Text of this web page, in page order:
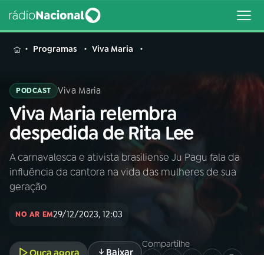
MENU
Buscar
na
Rádio
Nacional
Buscar
AO VIVO
01INÍCIO
02
Programas Viva Maria
PODCAST Viva Maria
Viva Maria relembra
despedida de Rita Lee
A carnavalesca e ativista brasiliense Ju Pagu fala da
influência da cantora na vida das mulheres de sua
geração
NO AR EM29/12/2023, 12:03
Baixar
Compartilhe